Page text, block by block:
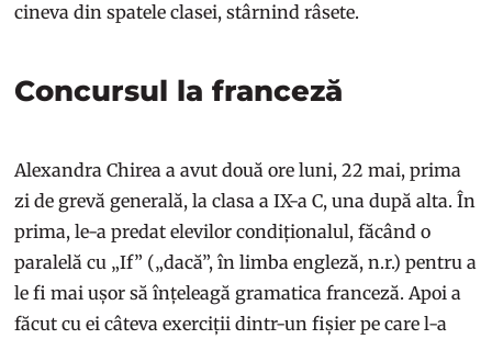
cineva din spatele clasei, stârnind râsete.
Concursul la franceză
Alexandra Chirea a avut două ore luni, 22 mai, prima
zi de grevă generală, la clasa a IX-a C, una după alta. În
prima, le-a predat elevilor condiționalul, făcând o
paralelă cu „If” („dacă”, în limba engleză, n.r.) pentru a
le fi mai ușor să înțeleagă gramatica franceză. Apoi a
făcut cu ei câteva exerciții dintr-un fișier pe care l-a